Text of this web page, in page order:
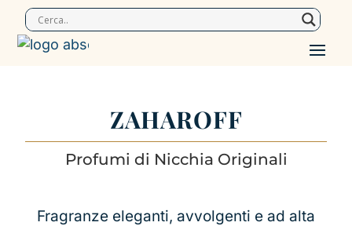
ZAHAROFF
Profumi di Nicchia Originali
Fragranze eleganti, avvolgenti e ad alta